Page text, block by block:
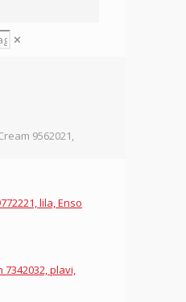
✕
9562021,
lila, Enso
7342032, plavi,